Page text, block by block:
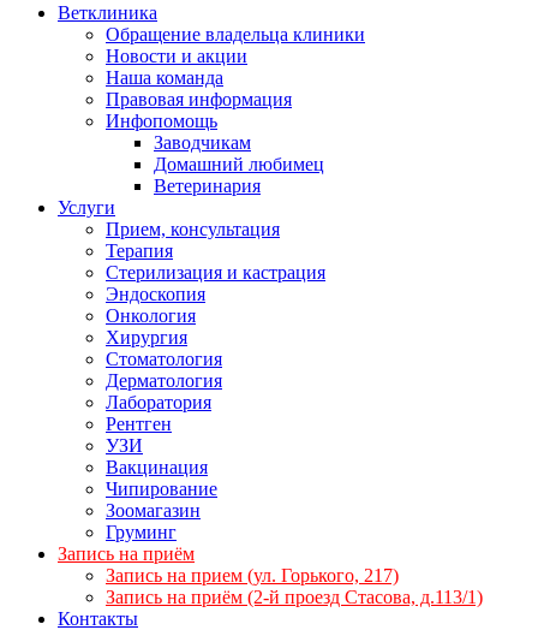
Ветклиника
Обращение владельца клиники
Новости и акции
Наша команда
Правовая информация
Инфопомощь
Заводчикам
Домашний любимец
Ветеринария
Услуги
Прием, консультация
Терапия
Стерилизация и кастрация
Эндоскопия
Онкология
Хирургия
Стоматология
Дерматология
Лаборатория
Рентген
УЗИ
Вакцинация
Чипирование
Зоомагазин
Груминг
Запись на приём
Запись на прием (ул. Горького, 217)
Запись на приём (2-й проезд Стасова, д.113/1)
Контакты